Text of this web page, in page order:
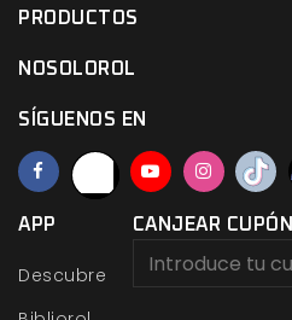
PRODUCTOS
NOSOLOROL
SÍGUENOS EN
APP
Descubre
CANJEAR CUPÓN